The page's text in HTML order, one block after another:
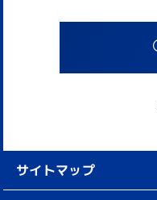
サイトマップ